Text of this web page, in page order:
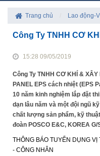
Trang chủ Lao động-
Công Ty TNHH CƠ
15:28 09/05/2019
Công Ty TNHH CƠ KHÍ &
PANEL EPS cách nhiệt (EPS
10 năm kinh nghiệm lắp đặt
dạn lâu năm và một đội ngũ
chất lượng sản phẩm, kỹ
đoàn POSCO E&C, KOREA
THÔNG BÁO TUYỂN DỤNG VỊ
- CÔNG NHÂN